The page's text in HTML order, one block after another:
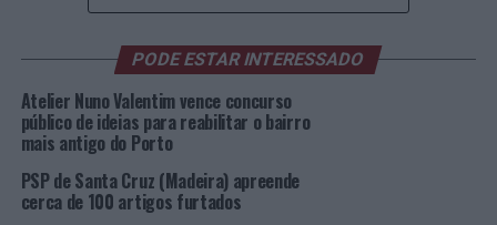
PSP.
Pelas 15h15, na Rua Bartolomeu Velho, deteve 02
homens, de 32 e 49 anos de idade, operários da
construção civil e residentes em Coimbra, apreendendo
Heroína e Cocaína suficientes para cerca de 74 e 12
doses individuais, respetivamente [ndr: foto abaixo].
PODE ESTAR INTERESSADO
Atelier Nuno Valentim vence concurso
público de ideias para reabilitar o bairro
mais antigo do Porto
PSP de Santa Cruz (Madeira) apreende
cerca de 100 artigos furtados